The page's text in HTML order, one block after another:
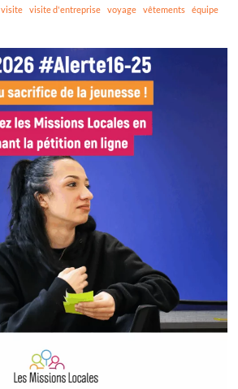
visite visite d'entreprise voyage vêtements équipe